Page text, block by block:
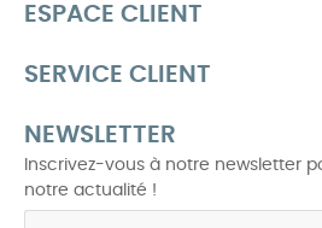
ESPACE CLIENT
SERVICE CLIENT
NEWSLETTER
Inscrivez-vous à notre newsletter
notre actualité !